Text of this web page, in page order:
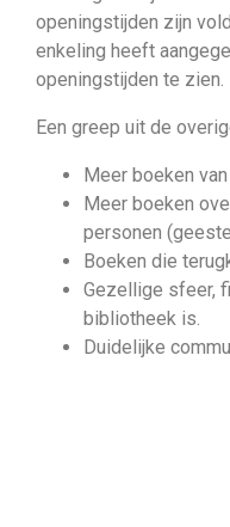
openingstijden zijn
enkeling heeft
openingstijden te zien.
Een greep uit de
Meer boeken
Meer boeken
personen
Boeken die
Gezellige sfeer,
bibliotheek is.
Duidelijke